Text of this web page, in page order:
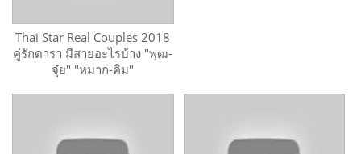
Thai Star Real Couples 2018
คู่รักดารา มีสายอะไรบ้าง "พุฒ-
จุ๋ย" "หมาก-คิม"